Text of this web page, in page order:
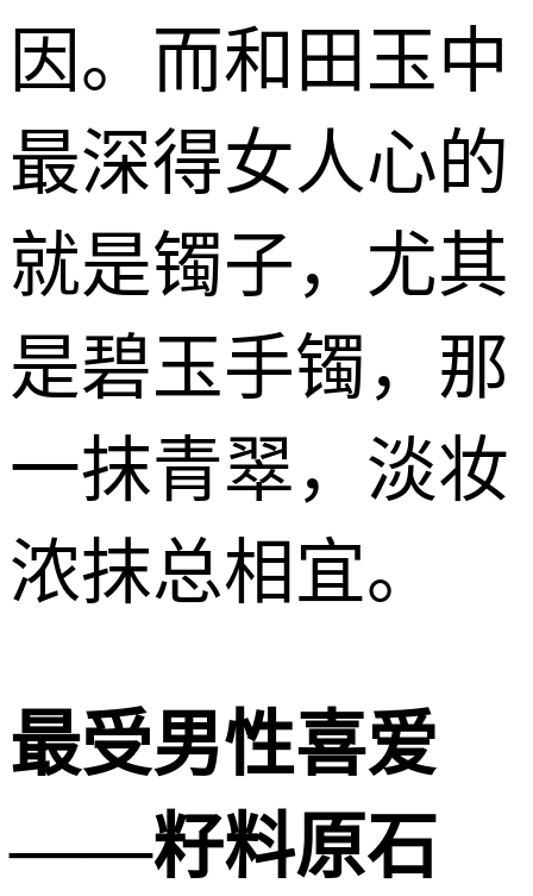
因。而和田玉中
最深得女人心的
就是镯子，尤其
是碧玉手镯，那
一抹青翠，淡妆
浓抹总相宜。
最受男性喜爱
——籽料原石